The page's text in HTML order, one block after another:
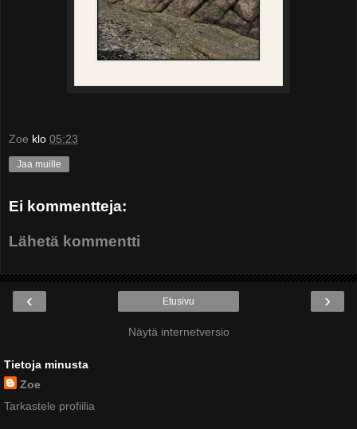
Zoe klo 05:23
Jaa muille
Ei kommentteja:
Lähetä kommentti
‹ ›
Etusivu
Näytä internetversio
Tietoja minusta
Zoe
Tarkastele profiilia